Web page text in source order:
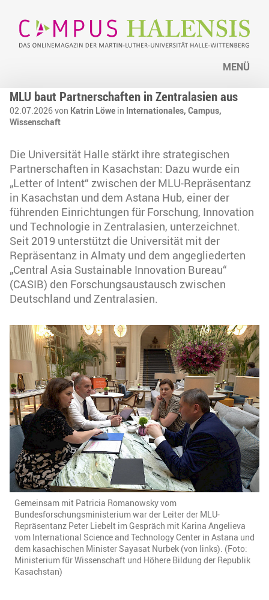
MENÜ
MLU baut Partnerschaften in Zentralasien aus
02.07.2026 von Katrin Löwe in Internationales, Campus,
Wissenschaft
Die Universität Halle stärkt ihre strategischen
Partnerschaften in Kasachstan: Dazu wurde ein
„Letter of Intent“ zwischen der MLU-Repräsentanz
in Kasachstan und dem Astana Hub, einer der
führenden Einrichtungen für Forschung, Innovation
und Technologie in Zentralasien, unterzeichnet.
Seit 2019 unterstützt die Universität mit der
Repräsentanz in Almaty und dem angegliederten
„Central Asia Sustainable Innovation Bureau“
(CASIB) den Forschungsaustausch zwischen
Deutschland und Zentralasien.
Gemeinsam mit Patricia Romanowsky vom
Bundesforschungsministerium war der Leiter der MLU-
Repräsentanz Peter Liebelt im Gespräch mit Karina Angelieva
vom International Science and Technology Center in Astana und
dem kasachischen Minister Sayasat Nurbek (von links). (Foto:
Ministerium für Wissenschaft und Höhere Bildung der Republik
Kasachstan)